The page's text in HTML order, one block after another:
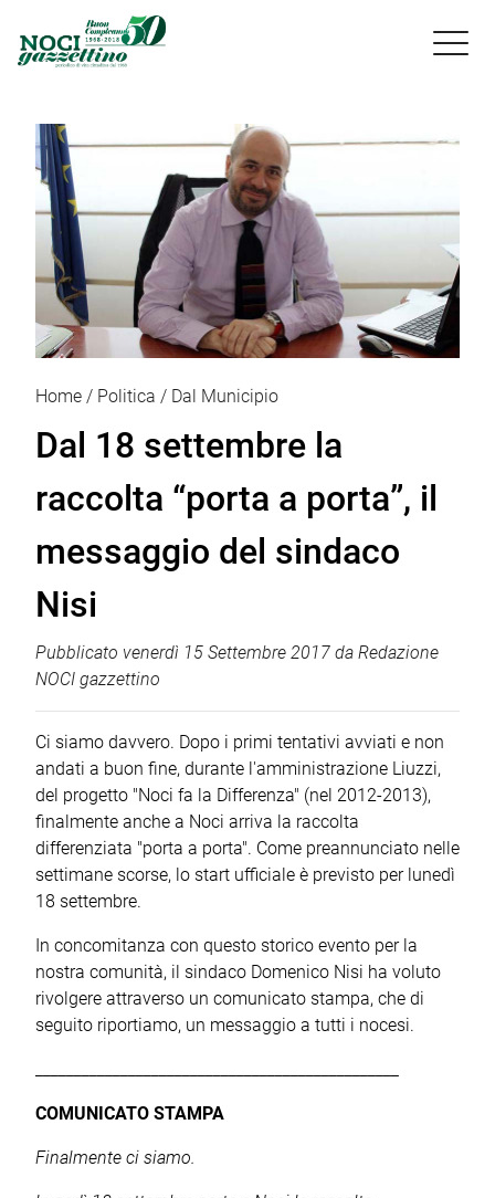

Home Politica Dal Municipio
Dal 18 settembre la
raccolta “porta a porta”, il
messaggio del sindaco
Nisi
Pubblicato venerdì 15 Settembre 2017 da Redazione
NOCI gazzettino
Ci siamo davvero. Dopo i primi tentativi avviati e non
andati a buon fine, durante l'amministrazione Liuzzi,
del progetto "Noci fa la Differenza" (nel 2012-2013),
finalmente anche a Noci arriva la raccolta
differenziata "porta a porta". Come preannunciato nelle
settimane scorse, lo start ufficiale è previsto per lunedì
18 settembre.
In concomitanza con questo storico evento per la
nostra comunità, il sindaco Domenico Nisi ha voluto
rivolgere attraverso un comunicato stampa, che di
seguito riportiamo, un messaggio a tutti i nocesi.
COMUNICATO STAMPA
Finalmente ci siamo.